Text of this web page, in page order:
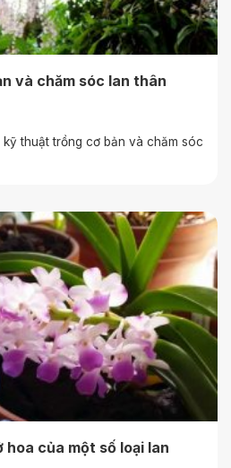
và chăm sóc lan thân
thuật trồng cơ bản và chăm sóc
hoa của một số loại lan